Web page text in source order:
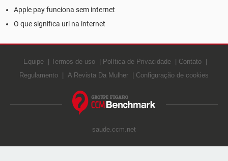
Apple pay funciona sem internet
O que significa url na internet
Equipe Termos de uso Política de Privacidade
Contato
Regulamento
A Revista Da Mulher Configuração de cookies
saude.ccm.net